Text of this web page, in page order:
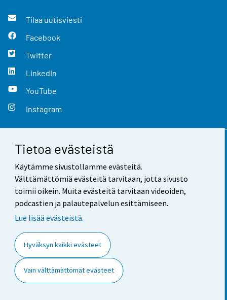
Tietoa evästeistä
Käytämme sivustollamme evästeitä.
Välttämättömiä evästeitä tarvitaan, jotta sivusto
toimii oikein. Muita evästeitä tarvitaan videoiden,
podcastien ja palautepalvelun esittämiseen.
Lue lisää evästeistä.
Hyväksyn kaikki evästeet
Vain välttämättömät evästeet
Tilaa uutisviesti
Facebook
Twitter
LinkedIn
YouTube
Instagram
Yhteystiedot
Palaute
Käyttöehdot
Saavutettavuus
Tietoa sivustosta
Evästeasetukset